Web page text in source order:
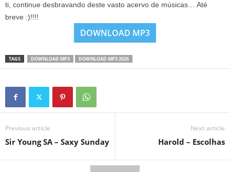
ti, continue desbravando deste vasto acervo de músicas… Até
breve :)!!!!
DOWNLOAD MP3
TAGS DOWNLOAD MP3 DOWNLOAD MP3 2026
Previous article
Sir Young SA – Saxy Sunday
Next article
Harold – Escolhas